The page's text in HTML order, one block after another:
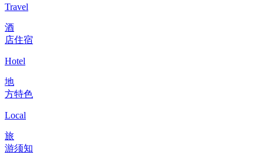
Travel
酒
店住宿
Hotel
地
方特色
Local
旅
游须知